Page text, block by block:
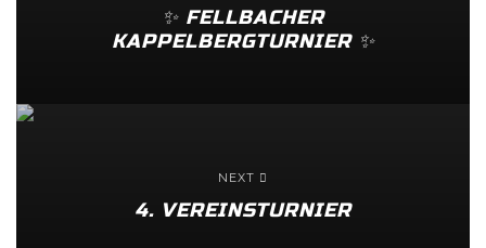
✨️ FELLBACHER
KAPPELBERGTURNIER ✨️
NEXT
4. VEREINSTURNIER